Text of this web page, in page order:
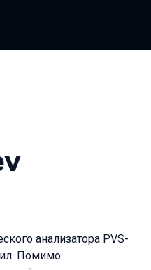
анализатора PVS-
Помимо